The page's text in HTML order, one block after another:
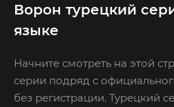
Ворон турецкий
языке
Начните смотреть на этой
серии подряд с
без регистрации. Турецкий